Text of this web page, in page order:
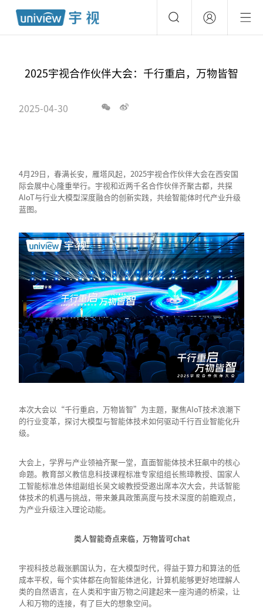
2025宇视合作伙伴大会：千行重启，万物皆智
2025-04-30
4月29日，春满长安，雁塔风起，2025宇视合作伙伴大会在西安国
际会展中心隆重举行。宇视和近两千名合作伙伴齐聚古都，共探
AIoT与行业大模型深度融合的创新实践，共绘智能体时代产业升级
蓝图。
本次大会以“千行重启，万物皆智”为主题，聚焦AIoT技术浪潮下
的行业变革，探讨大模型与智能体技术如何驱动千行百业智能化升
级。
大会上，学界与产业领袖齐聚一堂，直面智能体技术狂飙中的核心
命题。教育部义教信息科技课程标准专家组组长熊璋教授、国家人
工智能标准总体组副组长吴文峻教授受邀出席本次大会，共话智能
体技术的机遇与挑战，带来兼具政策高度与技术深度的前瞻观点，
为产业升级注入理论动能。
类人智能奇点来临，万物皆可chat
宇视科技总裁张鹏国认为，在大模型时代，得益于算力和算法的低
成本平权，每个实体都在向智能体进化，计算机能够更好地理解人
类的自然语言，在人类和宇宙万物之间建起来一座沟通的桥梁，让
人和万物的连接，有了巨大的想象空间。